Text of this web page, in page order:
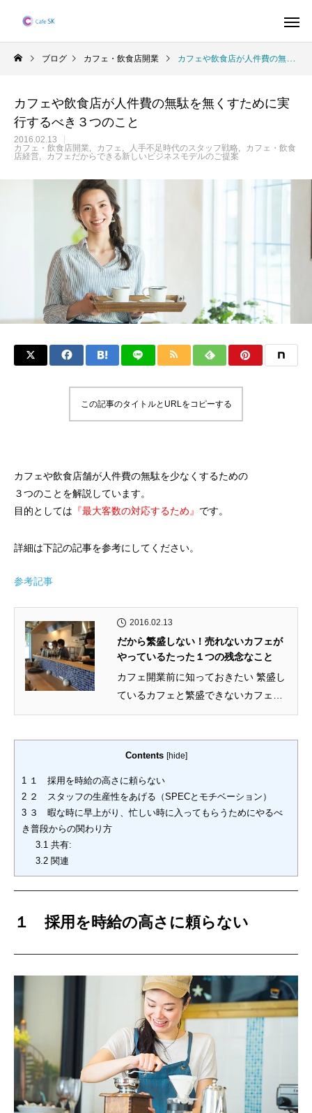
ブログ カフェ・飲食店開業 カフェや飲食店が人件費の無駄を無くすために実行するべき３つのこと
カフェや飲食店が人件費の無駄を無くすために実
行するべき３つのこと
2016.02.13
カフェ・飲食店開業
カフェ 人手不足時代のスタッフ戦略
カフェ・飲食
店経営
カフェだからできる新しいビジネスモデルのご提案
この記事のタイトルとURLをコピーする
カフェや飲食店舗が人件費の無駄を少なくするための
３つのことを解説しています。
目的としては 『最大客数の対応するため』 です。
詳細は下記の記事を参考にしてください。
参考記事
2016.02.13
だから繁盛しない！売れないカフェが
やっているたった１つの残念なこと
カフェ開業前に知っておきたい 繁盛し
ているカフェと繁盛できないカフェの
違い 一言で言うと、 満席に備...
Contents [hide]
1 １ 採用を時給の高さに頼らない
2 ２ スタッフの生産性をあげる（SPECとモチベーション）
3 ３ 暇な時に早上がり、忙しい時に入ってもらうためにやるべ
き普段からの関わり方
3.1共有:
3.2関連
１ 採用を時給の高さに頼らない